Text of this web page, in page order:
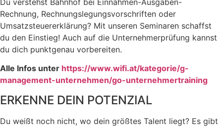
Du verstehst Bahnhof bei Einnahmen-Ausgaben-
Rechnung, Rechnungslegungsvorschriften oder
Umsatzsteuererklärung? Mit unseren Seminaren schaffst
du den Einstieg! Auch auf die Unternehmerprüfung kannst
du dich punktgenau vorbereiten.
Alle Infos unter https://www.wifi.at/kategorie/g-
management-unternehmen/go-unternehmertraining
ERKENNE DEIN POTENZIAL
Du weißt noch nicht, wo dein größtes Talent liegt? Es gibt